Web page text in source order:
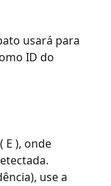
usará para
ID do
E ), onde
use a